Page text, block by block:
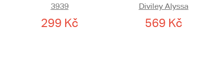
3939
299 Kč
Diviley Alyssa
569 Kč